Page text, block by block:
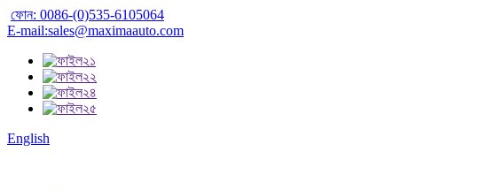
ফোন: 0086-(0)535-6105064
E-mail:sales@maximaauto.com
English